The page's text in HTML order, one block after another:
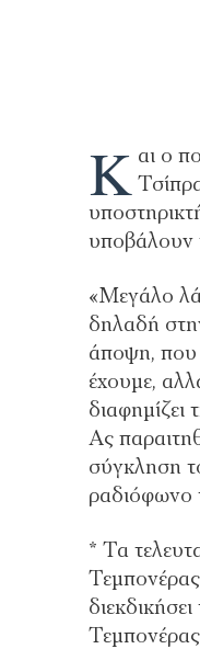
Κ αι ο
υποβάλουν
«Μεγάλο
δηλαδή
άποψη, που
έχουμε,
Ας
σύγκληση
ραδιόφωνο
* Τα